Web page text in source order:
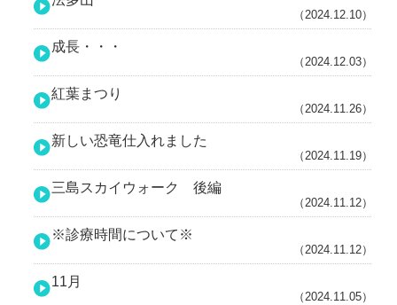
（2024.12.10）
成長・・・
（2024.12.03）
紅葉まつり
（2024.11.26）
新しい恐竜仕入れました
（2024.11.19）
三島スカイウォーク 後編
（2024.11.12）
※診療時間について※
（2024.11.12）
11月
（2024.11.05）